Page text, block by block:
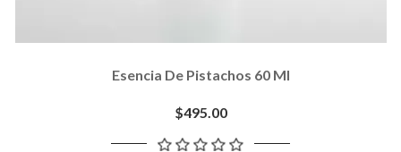
Esencia De Pistachos 60 Ml
$495.00